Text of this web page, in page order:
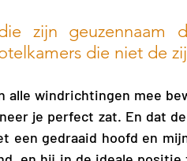
zijn geuzennaam
die niet de
windrichtingen mee
je perfect zat. En dat
een gedraaid hoofd en